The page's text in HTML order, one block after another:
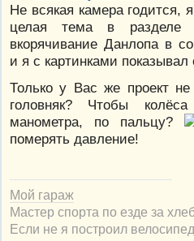
Не всякая камера годится,
целая тема в
вкорячивание Данлопа в
и я с картинками показывал
Только у Вас же проект
головняк? Чтобы
манометра, по пальцу?
померять давление!
Мой гараж
Мастер спорта по езде за
Если не я построил